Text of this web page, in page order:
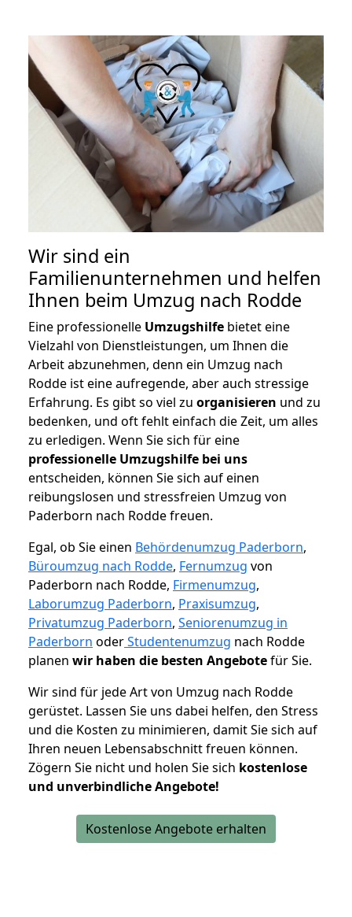
Wir sind ein
Familienunternehmen und helfen
Ihnen beim Umzug nach Rodde
Eine professionelle Umzugshilfe bietet eine
Vielzahl von Dienstleistungen, um Ihnen die
Arbeit abzunehmen, denn ein Umzug nach
Rodde ist eine aufregende, aber auch stressige
Erfahrung. Es gibt so viel zu organisieren und zu
bedenken, und oft fehlt einfach die Zeit, um alles
zu erledigen. Wenn Sie sich für eine
professionelle Umzugshilfe bei uns
entscheiden, können Sie sich auf einen
reibungslosen und stressfreien Umzug von
Paderborn nach Rodde freuen.
Egal, ob Sie einen Behördenumzug Paderborn,
Büroumzug nach Rodde, Fernumzug von
Paderborn nach Rodde, Firmenumzug,
Laborumzug Paderborn, Praxisumzug,
Privatumzug Paderborn, Seniorenumzug in
Paderborn oderStudentenumzug nach Rodde
planen wir haben die besten Angebotefür Sie.
Wir sind für jede Art von Umzug nach Rodde
gerüstet. Lassen Sie uns dabei helfen, den Stress
und die Kosten zu minimieren, damit Sie sich auf
Ihren neuen Lebensabschnitt freuen können.
Zögern Sie nicht und holen Sie sich kostenlose
und unverbindliche Angebote!
Kostenlose Angebote erhalten